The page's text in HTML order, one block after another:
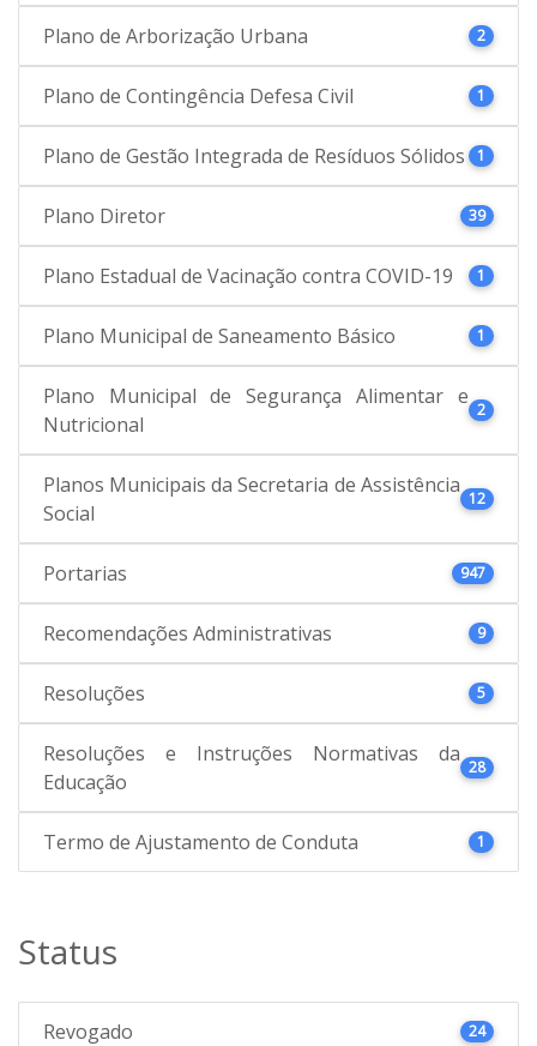
Plano de Arborização Urbana 2
Plano de Contingência Defesa Civil 1
Plano de Gestão Integrada de Resíduos Sólidos 1
Plano Diretor 39
Plano Estadual de Vacinação contra COVID-19 1
Plano Municipal de Saneamento Básico 1
Plano Municipal de Segurança Alimentar e
Nutricional
2
Planos Municipais da Secretaria de Assistência
Social
12
Portarias 947
Recomendações Administrativas 9
Resoluções 5
Resoluções e Instruções Normativas da
Educação
28
Termo de Ajustamento de Conduta 1
Status
Revogado 24